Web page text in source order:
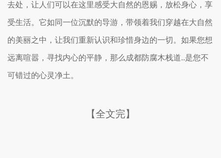
去处，让人们可以在这里感受大自然的恩赐，放松身心，享
受生活。它如同一位沉默的导游，带领着我们穿越在大自然
的美丽之中，让我们重新认识和珍惜身边的一切。如果您想
远离喧嚣，寻找内心的平静，那么成都防腐木栈道..是您不
可错过的心灵净土。
【全文完】